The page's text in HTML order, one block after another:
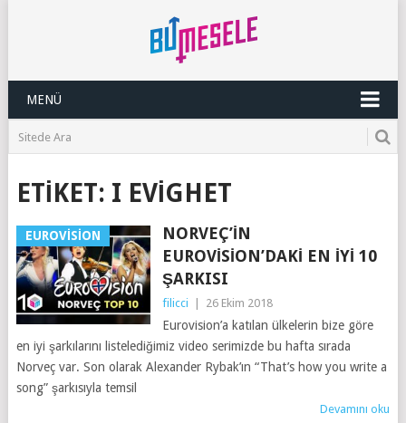
MENÜ
ETIKET: I EVIGHET
EUROVISION
NORVEÇ’IN
EUROVISION’DAKI EN İYI 10
ŞARKISI
filicci 26 Ekim 2018
Eurovision’a katılan ülkelerin bize göre
en iyi şarkılarını listelediğimiz video serimizde bu hafta sırada
Norveç var. Son olarak Alexander Rybak’ın “That’s how you write a
song” şarkısıyla temsil
Devamını oku